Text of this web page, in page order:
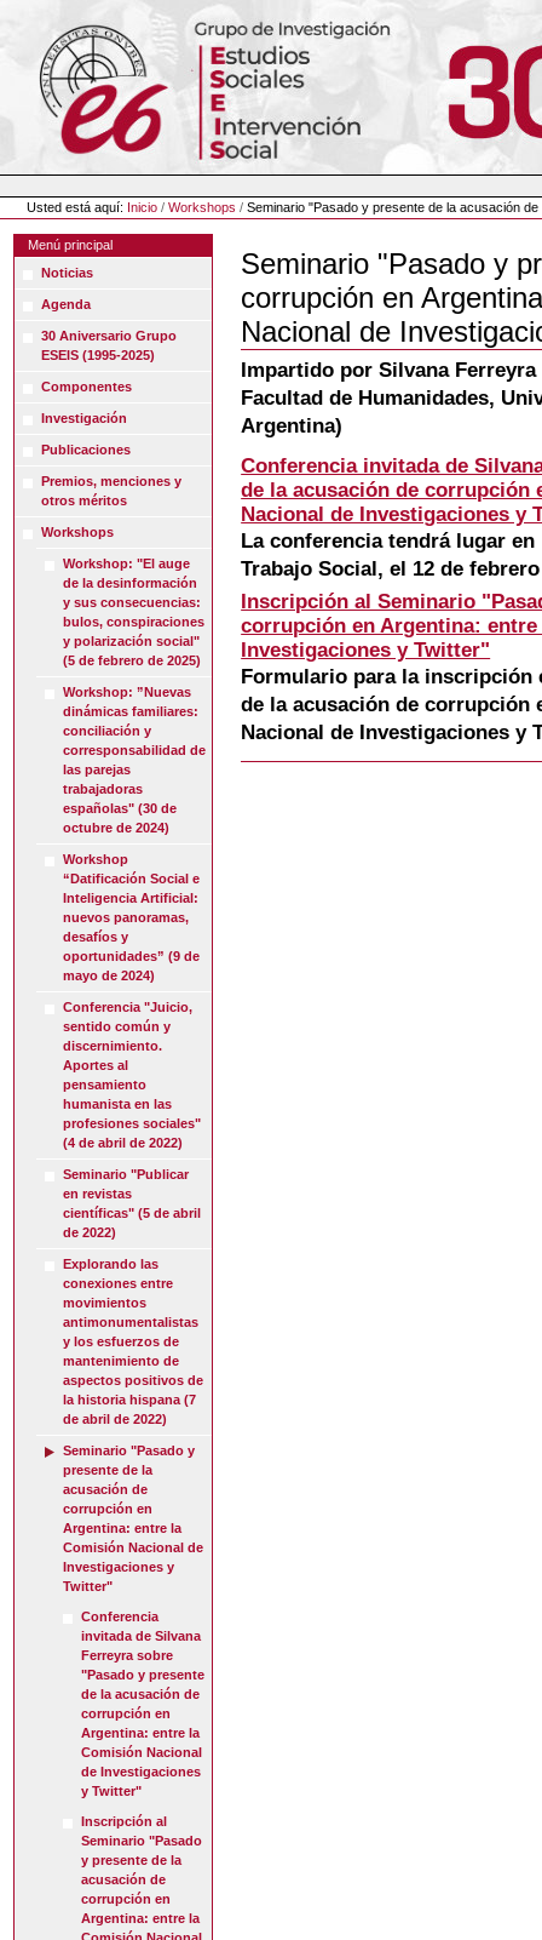
contenido.
navegación
Herramientas
Personales
Usted está aquí: Inicio /Workshops /Seminario "Pasado y presente de la acusación
Menú principal
Noticias
Agenda
30 Aniversario Grupo
ESEIS (1995-2025)
Componentes
Investigación
Publicaciones
Premios, menciones y
otros méritos
Workshops
Workshop: "El auge
de la desinformación
y sus consecuencias:
bulos, conspiraciones
y polarización social"
(5 de febrero de 2025)
Workshop: ”Nuevas
dinámicas familiares:
conciliación y
corresponsabilidad de
las parejas
trabajadoras
españolas" (30 de
octubre de 2024)
Workshop
“Datificación Social e
Inteligencia Artificial:
nuevos panoramas,
desafíos y
oportunidades” (9 de
mayo de 2024)
Conferencia "Juicio,
sentido común y
discernimiento.
Aportes al
pensamiento
humanista en las
profesiones sociales"
(4 de abril de 2022)
Seminario "Publicar
en revistas
científicas" (5 de abril
de 2022)
Explorando las
conexiones entre
movimientos
antimonumentalistas
y los esfuerzos de
mantenimiento de
aspectos positivos de
la historia hispana (7
de abril de 2022)
Seminario "Pasado y
presente de la
acusación de
corrupción en
Argentina: entre la
Comisión Nacional de
Investigaciones y
Twitter"
Conferencia
invitada de Silvana
Ferreyra sobre
"Pasado y presente
de la acusación de
corrupción en
Argentina: entre la
Comisión Nacional
de Investigaciones
y Twitter"
Inscripción al
Seminario "Pasado
y presente de la
acusación de
corrupción en
Argentina: entre la
Seminario "Pasado y
corrupción en
Nacional de
Impartido por Silvana
Facultad de Humanidades,
Argentina)
Conferencia invitada de
de la acusación de corrupción
Nacional de Investigaciones y
La conferencia tendrá lugar
Trabajo Social, el 12 de
Inscripción al Seminario
corrupción en Argentina:
Investigaciones y Twitter"
Formulario para la inscripción
de la acusación de corrupción
Nacional de Investigaciones y